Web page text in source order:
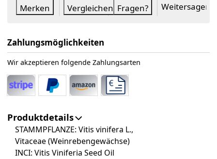
Merken Vergleichen Fragen? Weitersagen
Zahlungsmöglichkeiten
Wir akzeptieren folgende Zahlungsarten
Produktdetails
STAMMPFLANZE: Vitis vinifera L.,
Vitaceae (Weinrebengewächse)
INCI: Vitis Viniferia Seed Oil